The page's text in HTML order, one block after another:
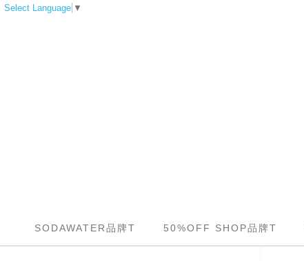
Select Language ▼
SODAWATER品牌T 50%OFF SHOP品牌T